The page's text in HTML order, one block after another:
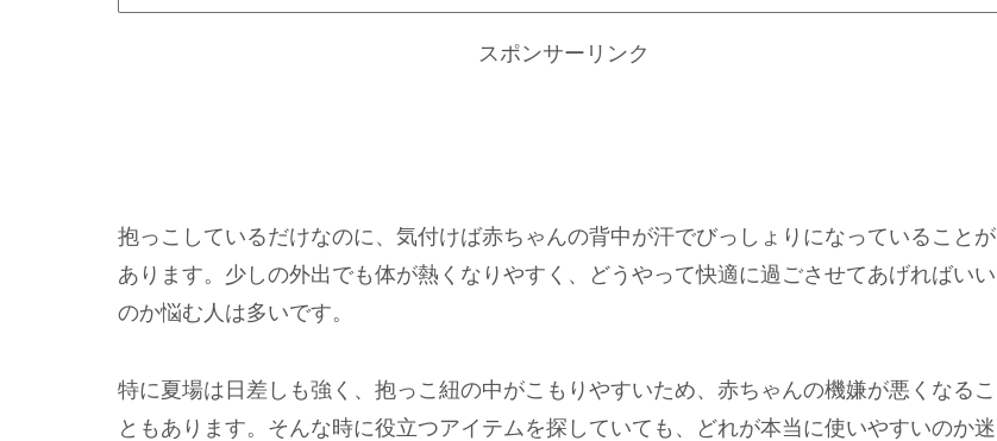
スポンサーリンク
抱っこしているだけなのに、気付けば赤ちゃんの背中が汗でびっしょりになっていることが
あります。少しの外出でも体が熱くなりやすく、どうやって快適に過ごさせてあげればいい
のか悩む人は多いです。
特に夏場は日差しも強く、抱っこ紐の中がこもりやすいため、赤ちゃんの機嫌が悪くなるこ
ともあります。そんな時に役立つアイテムを探していても、どれが本当に使いやすいのか迷